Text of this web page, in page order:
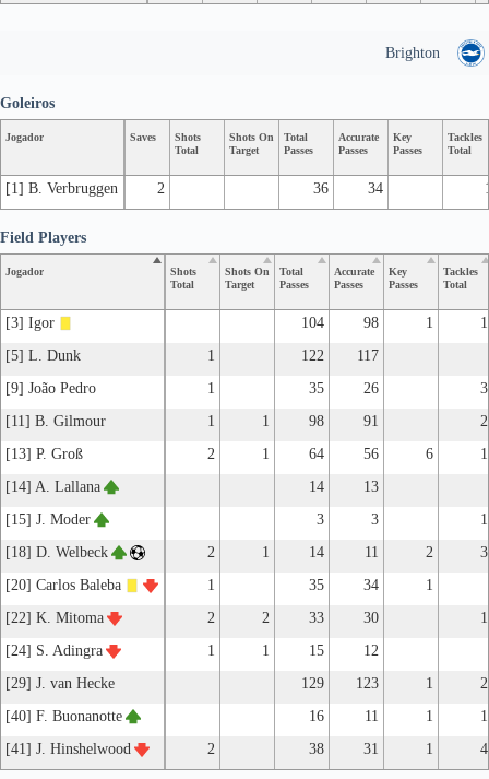
Brighton
Jogador Saves
Shots
Total
Shots On
Target
Total
Passes
Accurate
Passes
Key
Passes
Tackles
Total
[1] B. Verbruggen 2 36 34
Goleiros
Jogador
Shots
Total
Shots On
Target
Total
Passes
Accurate
Passes
Key
Passes
Tackles
Total
[3] Igor 104 98 1
1
[5] L. Dunk
1 122
117
[9] João Pedro
1 35 26
3
[11] B. Gilmour
1 1 98 91
2
[13] P. Groß
2 1 64 56 6
1
[14] A. Lallana
14
13
[15] J. Moder
3 3
1
[18] D. Welbeck
2 1 14 11 2
3
[20] Carlos Baleba
1 35 34
1
[22] K. Mitoma
2 2 33 30
1
[24] S. Adingra
1 1 15
12
[29] J. van Hecke
129 123 1
2
[40] F. Buonanotte
16 11 1
1
[41] J. Hinshelwood
2 38 31 1 4
Field Players